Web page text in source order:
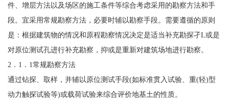
件、增层方法以及场区的施工条件等综合考虑采用的勘察方法和手
段。宜采用常规勘察方法，必要时辅以勘察手段。需要遵循的原则
是：根据建筑物的情况和原程勘察情况决定是适当补充勘探孑L或是
对原位测试孔进行补充勘察，抑或是重新对建筑场地进行勘察。
2．1．1常规勘察方法
通过钻探、取样，并辅以原位测试手段(如标准贯入试验、重(轻)型
动力触探试验等)或载荷试验来综合评价地基土的性质。